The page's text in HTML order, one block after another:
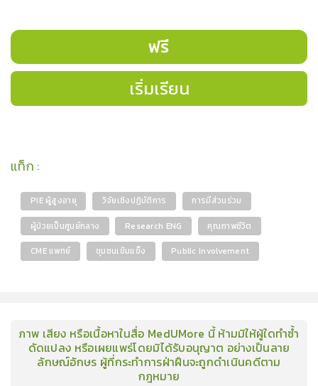
ฟรี
เริ่มเรียน
แท็ก :
PIE ผู้สูงอายุ วิจัยเชิงปฏิบัติการ
การมีส่วนร่วม
ผู้ป่วยเป็นศูนย์กลาง
Research ENG
คุณภาพชีวิต
CME แพทย์
ชุมชนเข้มแข็ง Public Involvement
ภาพ เสียง หรือเนื้อหาในสื่อ MedUMore นี้ ห้ามมิให้ผู้ใดทำซ้ำ
ดัดแปลง หรือเผยแพร่โดยมิได้รับอนุญาต อย่างเป็นลาย
ลักษณ์อักษร ผู้ที่กระทำการฝ่าฝืนจะถูกดำเนินคดีตาม
กฎหมาย